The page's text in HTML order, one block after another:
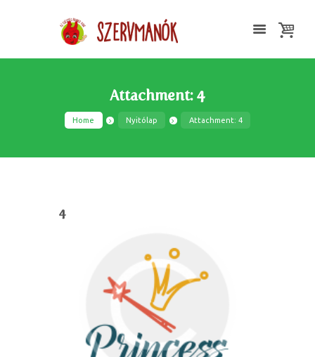
Attachment: 4
Home Nyitólap Attachment: 4
4